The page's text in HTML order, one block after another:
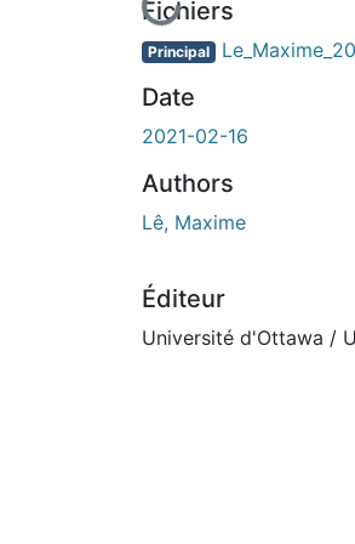
En cours de chargement...
Fichiers
Principal
Date
2021-02-16
Authors
Lê, Maxime
Éditeur
Université d'Ottawa /